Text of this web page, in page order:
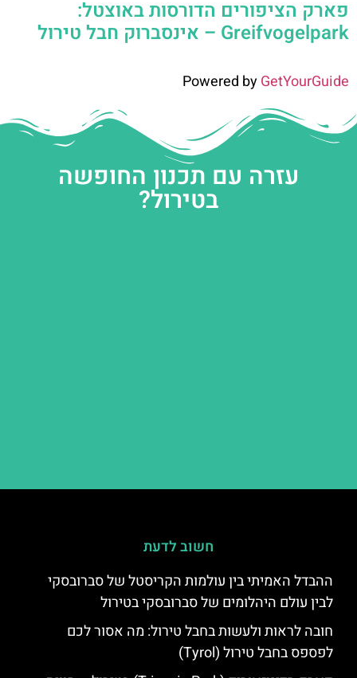
פארק הציפורים הדורסות באוצטל:
Greifvogelpark – אינסברוק חבל טירול
Powered byGetYourGuide
עזרה עם תכנון החופשה
בטירול?
חשוב לדעת
ההבדל האמיתי בין עולמות הקריסטל של סברובסקי
לבין עולם היהלומים של סברובסקי בטירול
חובה לראות ולעשות בחבל טירול: מה אסור לכם
לפספס בחבל טירול (Tyrol)